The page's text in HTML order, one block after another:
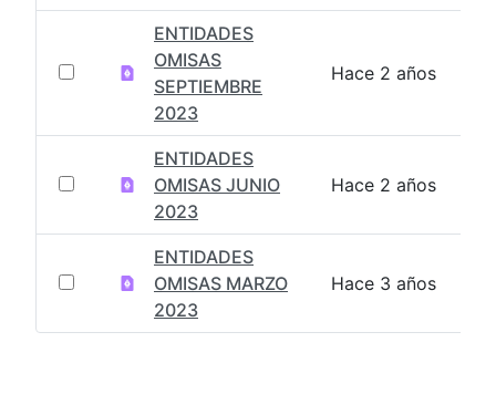
ENTIDADES
OMISAS
SEPTIEMBRE
2023
Hace 2 años
ENTIDADES
OMISAS JUNIO
2023
Hace 2 años
ENTIDADES
OMISAS MARZO
2023
Hace 3 años